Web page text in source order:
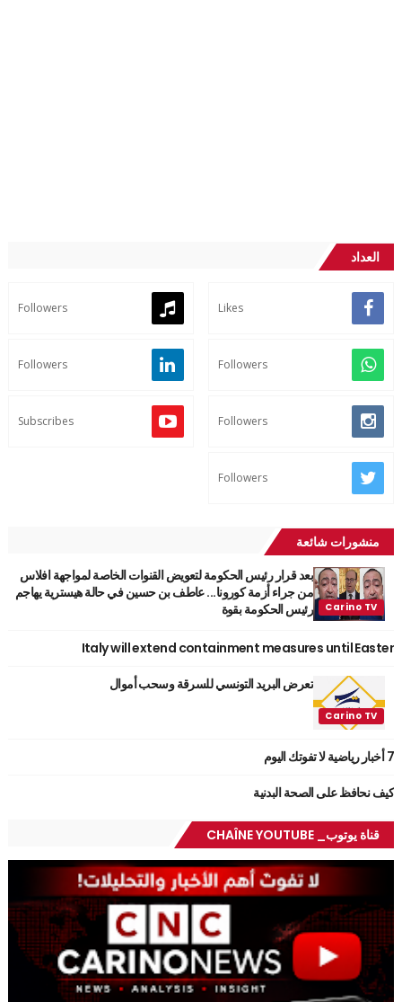
العداد
Likes
Followers
Followers
Followers
Followers
Subscribes
Followers
منشورات شائعة
بعد قرار رئيس الحكومة لتعويض القنوات الخاصة لمواجهة افلاس
من جراء أزمة كورونا... عاطف بن حسين في حالة هيسترية يهاجم
رئيس الحكومة بقوة
Italy will extend containment measures until Easter
تعرض البريد التونسي للسرقة وسحب أموال
7 أخبار رياضية لا تفوتك اليوم
كيف نحافظ على الصحة البدنية
قناة يوتوب_ CHAÎNE YOUTUBE